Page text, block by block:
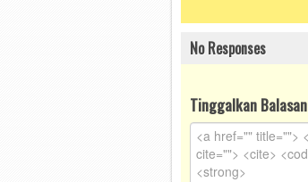
No Responses
Tinggalkan Balasan